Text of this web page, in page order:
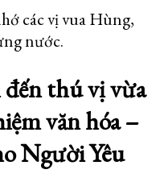
các vị vua Hùng,
nước.
thú vị vừa
văn hóa –
Người Yêu